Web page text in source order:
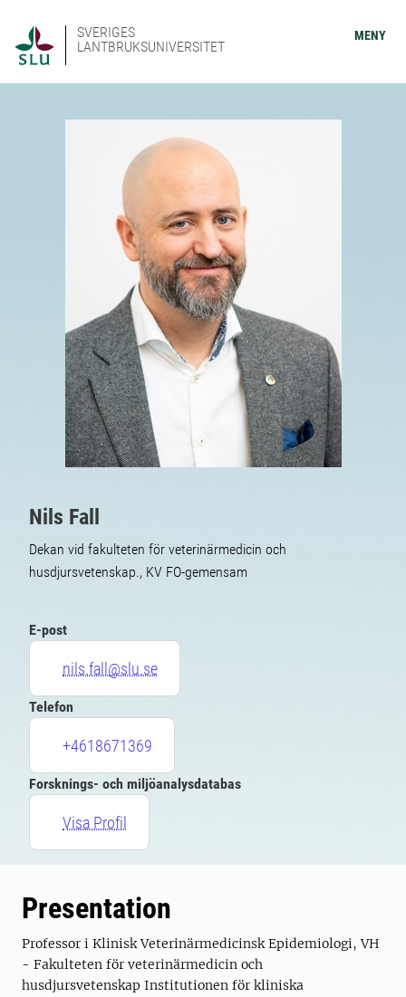
SVERIGES
LANTBRUKSUNIVERSITET
MENY
Nils Fall
Dekan vid fakulteten för veterinärmedicin och
husdjursvetenskap., KV FO-gemensam
E-post
nils.fall@slu.se
Telefon
+4618671369
Forsknings- och miljöanalysdatabas
Visa Profil
Presentation
Professor i Klinisk Veterinärmedicinsk Epidemiologi, VH
- Fakulteten för veterinärmedicin och
husdjursvetenskap Institutionen för kliniska